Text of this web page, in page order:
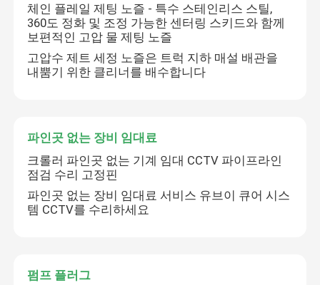
파이프 포장업자
워터 제트 세정 노즐
펌프 플러그
배수 펌프
체인 플레일 제팅 노즐 - 특수 스테인리스 스틸,
360도 정화 및 조정 가능한 센터링 스키드와 함께
보편적인 고압 물 제팅 노즐
고압수 제트 세정 노즐은 트럭 지하 매설 배관을
내뿜기 위한 클리너를 배수합니다
파인곳 없는 장비 임대료
크롤러 파인곳 없는 기계 임대 CCTV 파이프라인
점검 수리 고정핀
파인곳 없는 장비 임대료 서비스 유브이 큐어 시스
템 CCTV를 수리하세요
펌프 플러그